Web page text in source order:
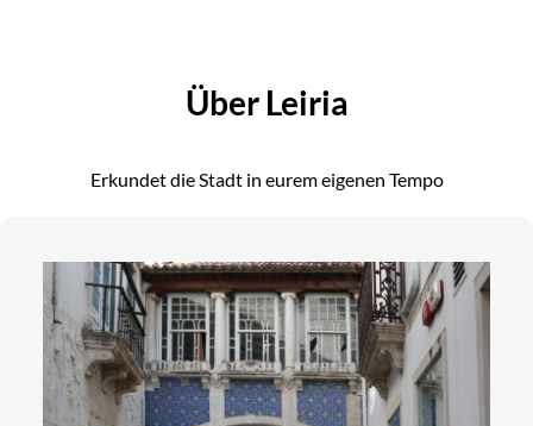
Über Leiria
Erkundet die Stadt in eurem eigenen Tempo